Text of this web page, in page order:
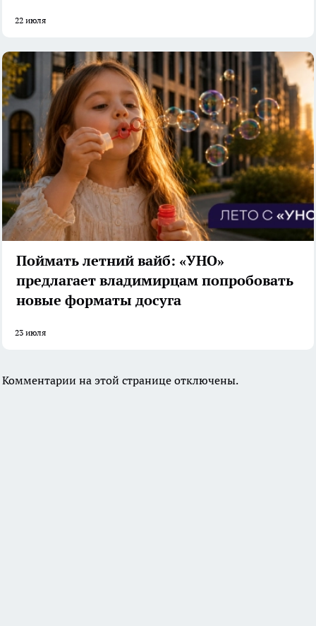
22 июля
Поймать летний вайб: «УНО»
предлагает владимирцам попробовать
новые форматы досуга
23 июля
Комментарии на этой странице отключены.